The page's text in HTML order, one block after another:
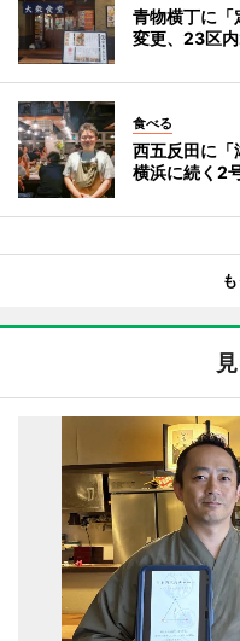
青物横丁に
変更、23区
食べる
西五反田に
横浜に続く2